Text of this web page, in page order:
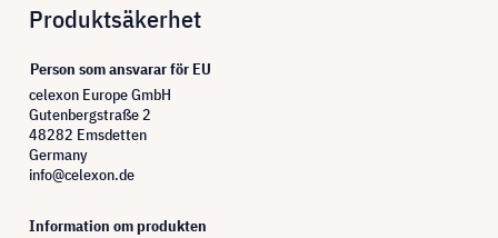
Produktsäkerhet
Person som ansvarar för EU
celexon Europe GmbH
Gutenbergstraße 2
48282 Emsdetten
Germany
info@celexon.de
Information om produkten